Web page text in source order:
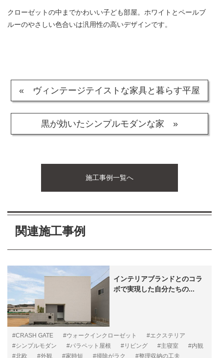
クローゼットの中までかわいい子ども部屋。ホワイトとペールブ
ルーのやさしい色合いは汎用性の高いデザインです。
« ヴィンテージテイストな家具と暮らす平屋
黒が効いたシンプルモダンな家 »
施工事例一覧へ
関連施工事例
インテリアブランドとのコラ
ボで実現した自分たちの...
#CRASH GATE #ウォークインクローゼット
#エクステリア
#シンプルモダン
#パラペット屋根 #リビング #主寝室
#内観
#北欧
#外観 #家時短 #掃除がラク
#整理収納の工夫